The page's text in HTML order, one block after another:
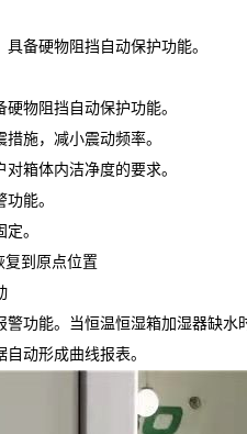
备硬物阻挡自动保护功能。
物阻挡自动保护功能。
施，减小震动频率。
箱体内洁净度的要求。
能。
。
复到原点位置
功能。当恒温恒湿箱加湿器缺
动形成曲线报表。